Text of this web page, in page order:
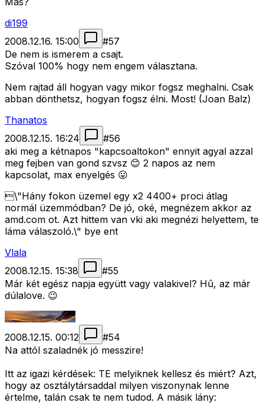
di199
2008.12.16. 15:00
#57
De nem is ismerem a csajt.
Szóval 100% hogy nem engem választana.
Nem rajtad áll hogyan vagy mikor fogsz meghalni. Csak
abban dönthetsz, hogyan fogsz élni. Most! (Joan Balz)
Thanatos
2008.12.15. 16:24
#56
aki meg a kétnapos "kapcsoaltokon" ennyit agyal azzal
meg fejben van gond szvsz 😊 2 napos az nem
kapcsolat, max enyelgés 😛
\"Hány fokon üzemel egy x2 4400+ proci átlag
normál üzemmódban? De jó, oké, megnézem akkor az
amd.com ot. Azt hittem van vki aki megnézi helyettem, te
láma válaszoló.\" bye ent
Vlala
2008.12.15. 15:38
#55
Már két egész napja együtt vagy valakivel? Hû, az már
dúlalove. 😉
2008.12.15. 00:12 #54
Na attól szaladnék jó messzire!
Itt az igazi kérdések: TE melyiknek kellesz és miért? Azt,
hogy az osztálytársaddal milyen viszonynak lenne
értelme, talán csak te nem tudod. A másik lány: